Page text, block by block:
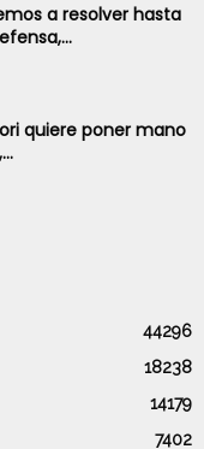
a resolver hasta
quiere poner mano
44296
18238
14179
7402